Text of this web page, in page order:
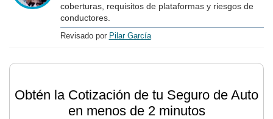
coberturas, requisitos de plataformas y riesgos de
conductores.
Revisado por Pilar García
Obtén la Cotización de tu Seguro de Auto
en menos de 2 minutos